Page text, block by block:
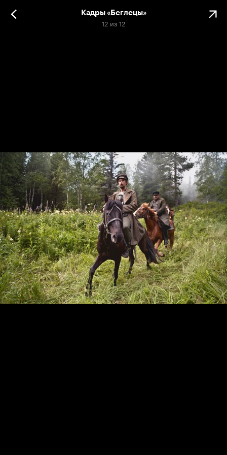
Кадры «Беглецы»
12 из 12